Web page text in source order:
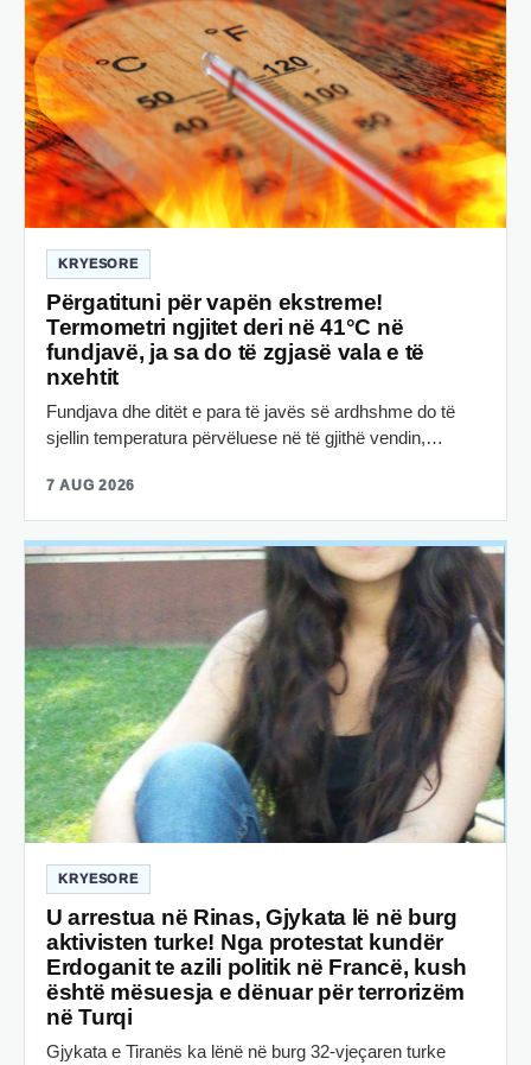
KRYESORE
Përgatituni për vapën ekstreme!
Termometri ngjitet deri në 41°C në
fundjavë, ja sa do të zgjasë vala e të
nxehtit
Fundjava dhe ditët e para të javës së ardhshme do të
sjellin temperatura përvëluese në të gjithë vendin,…
7 AUG 2026
KRYESORE
U arrestua në Rinas, Gjykata lë në burg
aktivisten turke! Nga protestat kundër
Erdoganit te azili politik në Francë, kush
është mësuesja e dënuar për terrorizëm
në Turqi
Gjykata e Tiranës ka lënë në burg 32-vjeçaren turke